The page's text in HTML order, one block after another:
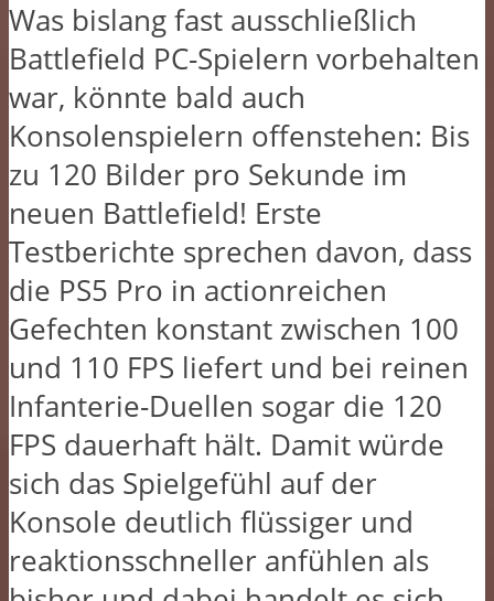
Was bislang fast ausschließlich
Battlefield PC-Spielern vorbehalten
war, könnte bald auch
Konsolenspielern offenstehen: Bis
zu 120 Bilder pro Sekunde im
neuen Battlefield! Erste
Testberichte sprechen davon, dass
die PS5 Pro in actionreichen
Gefechten konstant zwischen 100
und 110 FPS liefert und bei reinen
Infanterie-Duellen sogar die 120
FPS dauerhaft hält. Damit würde
sich das Spielgefühl auf der
Konsole deutlich flüssiger und
reaktionsschneller anfühlen als